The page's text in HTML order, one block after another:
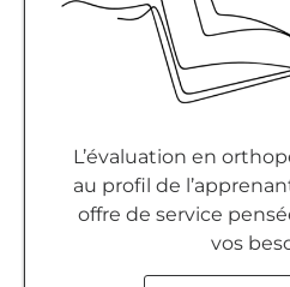
L’évaluation en
au profil de
offre de service
vos